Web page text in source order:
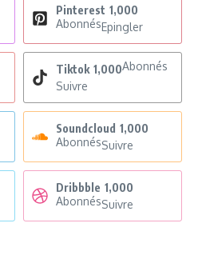
Pinterest 1,000
AbonnésEpingler
Tiktok 1,000Abonnés
Suivre
Soundcloud 1,000
AbonnésSuivre
Dribbble 1,000
AbonnésSuivre